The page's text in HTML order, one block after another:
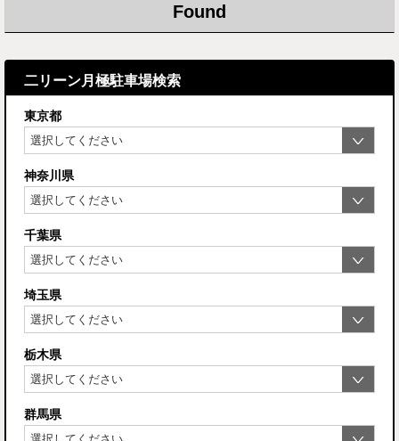
Found
二リーン月極駐車場検索
東京都
神奈川県
千葉県
埼玉県
栃木県
群馬県